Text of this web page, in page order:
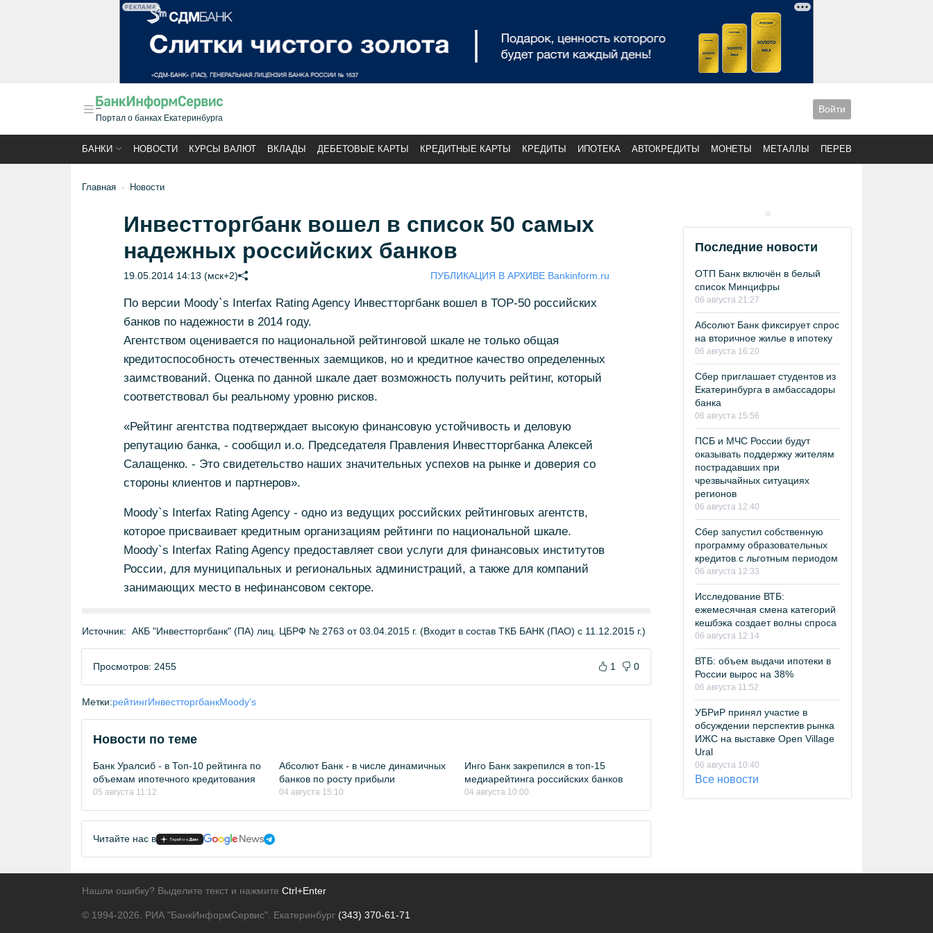
РЕКЛАМА
Портал о банках Екатеринбурга
Войти
БАНКИ НОВОСТИ КУРСЫ ВАЛЮТ ВКЛАДЫ ДЕБЕТОВЫЕ КАРТЫ КРЕДИТНЫЕ КАРТЫ КРЕДИТЫ ИПОТЕКА АВТОКРЕДИТЫ МОНЕТЫ МЕТАЛЛЫ ПЕРЕВОДЫ
Главная Новости
Инвестторгбанк вошел в список 50 самых
надежных российских банков
19.05.2014 14:13 (мск+2) ПУБЛИКАЦИЯ В АРХИВЕ Bankinform.ru
По версии Moody`s Interfax Rating Agency Инвестторгбанк вошел в ТОР-50 российских
банков по надежности в 2014 году.
Агентством оценивается по национальной рейтинговой шкале не только общая
кредитоспособность отечественных заемщиков, но и кредитное качество определенных
заимствований. Оценка по данной шкале дает возможность получить рейтинг, который
соответствовал бы реальному уровню рисков.
«Рейтинг агентства подтверждает высокую финансовую устойчивость и деловую
репутацию банка, - сообщил и.о. Председателя Правления Инвестторгбанка Алексей
Салащенко. - Это свидетельство наших значительных успехов на рынке и доверия со
стороны клиентов и партнеров».
Moody`s Interfax Rating Agency - одно из ведущих российских рейтинговых агентств,
которое присваивает кредитным организациям рейтинги по национальной шкале.
Moody`s Interfax Rating Agency предоставляет свои услуги для финансовых институтов
России, для муниципальных и региональных администраций, а также для компаний
занимающих место в нефинансовом секторе.
Источник: АКБ "Инвестторгбанк" (ПА) лиц. ЦБРФ № 2763 от 03.04.2015 г. (Входит в состав ТКБ БАНК (ПАО) с 11.12.2015 г.)
Просмотров: 2455 1 0
Метки:рейтингИнвестторгбанкMoody’s
Новости по теме
Банк Уралсиб - в Топ-10 рейтинга по
объемам ипотечного кредитования
05 августа 11:12
Абсолют Банк - в числе динамичных
банков по росту прибыли
04 августа 15:10
Инго Банк закрепился в топ-15
медиарейтинга российских банков
04 августа 10:00
Читайте нас в
Последние новости
ОТП Банк включён в белый
список Минцифры
06 августа 21:27
Абсолют Банк фиксирует спрос
на вторичное жилье в ипотеку
06 августа 16:20
Сбер приглашает студентов из
Екатеринбурга в амбассадоры
банка
06 августа 15:56
ПСБ и МЧС России будут
оказывать поддержку жителям
пострадавших при
чрезвычайных ситуациях
регионов
06 августа 12:40
Сбер запустил собственную
программу образовательных
кредитов с льготным периодом
06 августа 12:33
Исследование ВТБ:
ежемесячная смена категорий
кешбэка создает волны спроса
06 августа 12:14
ВТБ: объем выдачи ипотеки в
России вырос на 38%
06 августа 11:52
УБРиР принял участие в
обсуждении перспектив рынка
ИЖС на выставке Open Village
Ural
06 августа 10:40
Все новости
Нашли ошибку? Выделите текст и нажмите Ctrl+Enter
© 1994-2026. РИА "БанкИнформСервис". Екатеринбург (343) 370-61-71